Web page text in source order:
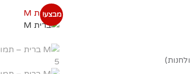
מבצע!